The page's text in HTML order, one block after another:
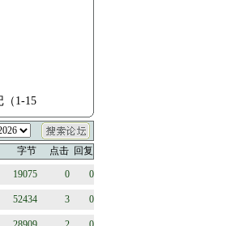
（1-15
字节 点击 回复
19075 0 0
52434 3 0